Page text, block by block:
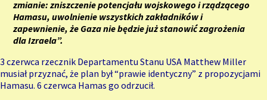
zmianie: zniszczenie potencjału wojskowego i rządzącego
Hamasu, uwolnienie wszystkich zakładników i
zapewnienie, że Gaza nie będzie już stanowić zagrożenia
dla Izraela”.
3 czerwca rzecznik Departamentu Stanu USA Matthew Miller
musiał przyznać, że plan był “prawie identyczny” z propozycjami
Hamasu. 6 czerwca Hamas go odrzucił.